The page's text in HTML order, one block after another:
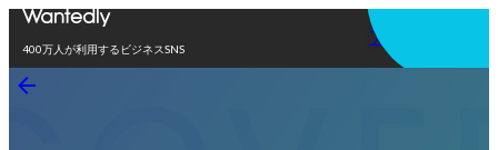
400万人が利用するビジネスSNS
アプリを使う